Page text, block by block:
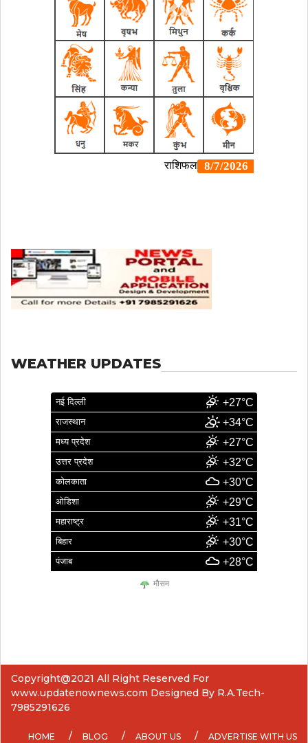
WEATHER UPDATES
नई दिल्ली +27°C
राजस्थान +34°C
मध्य प्रदेश +27°C
उत्तर प्रदेश +32°C
कोलकाता +30°C
ओडिशा +29°C
महाराष्ट्र +31°C
बिहार +30°C
पंजाब +28°C
मौसम
Copyright@2021 All Right Reserved For
www.updatenownews.com Designed By R.A.Tech-
7985291626
HOME BLOG ABOUT US ADVERTISE WITH US